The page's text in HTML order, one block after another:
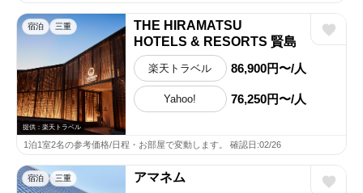
宿泊 三重
提供：楽天トラベル
THE HIRAMATSU
HOTELS & RESORTS 賢島
楽天トラベル 86,900円〜/人
Yahoo! 76,250円〜/人
1泊1室2名の参考価格/日程・お部屋で変動します。 確認日:02/26
宿泊 三重 アマネム